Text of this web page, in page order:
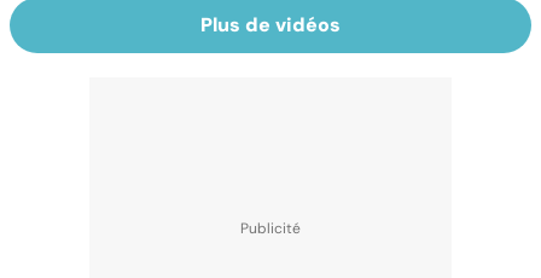
Plus de vidéos